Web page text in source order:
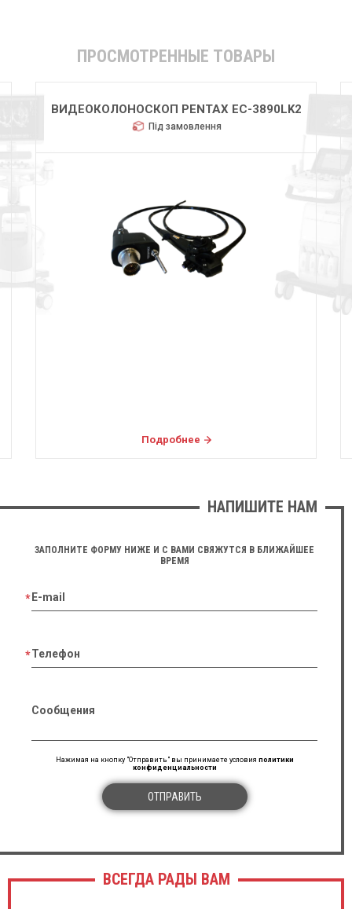
ПРОСМОТРЕННЫЕ ТОВАРЫ
ВИДЕОКОЛОНОСКОП PENTAX EC-3890LK2
Під замовлення
Подробнее
НАПИШИТЕ НАМ
ЗАПОЛНИТЕ ФОРМУ НИЖЕ И С ВАМИ СВЯЖУТСЯ В БЛИЖАЙШЕЕ
ВРЕМЯ
E-mail
Телефон
Сообщения
Нажимая на кнопку "Отправить" вы принимаете условия политики
конфиденциальности
ОТПРАВИТЬ
ВСЕГДА РАДЫ ВАМ